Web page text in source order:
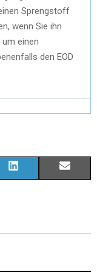
Sprengstoff
wenn Sie ihn
einen
den EOD
K I